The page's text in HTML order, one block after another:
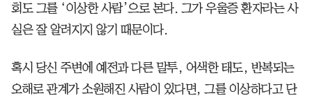
회도 그를 ‘이상한 사람’으로 본다. 그가 우울증 환자라는 사
실은 잘 알려지지 않기 때문이다.
혹시 당신 주변에 예전과 다른 말투, 어색한 태도, 반복되는
오해로 관계가 소원해진 사람이 있다면, 그를 이상하다고 단